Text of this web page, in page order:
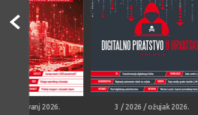
/ travanj 2026. 3 / 2026 / ožujak 2026.